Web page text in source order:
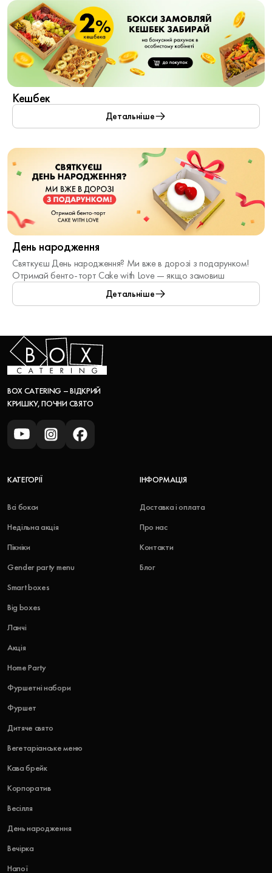
Кешбек
Детальніше
День народження
Святкуєш День народження? Ми вже в дорозі з подарунком!
Отримай бенто-торт Cake with Love — якщо замовиш
заздалегідь.
Отримайте його при покупці від 4-х смарт боксів і пред’явленні
знижки -10% на самовивіз.
** Пропозиція дійсна за тиждень до і після свята. До одного
замовлення йде один акційний бокс.
*** Іменинник може скористатись акцією лише один раз.
Детальніше
BOX CATERING – ВІДКРИЙ
КРИШКУ, ПОЧНИ СВЯТО
КАТЕГОРІЇ
Всі бокси
Недільна акція
Пікніки
Gender party menu
Smart boxes
Big boxes
Ланчі
Акція
Home Party
Фуршетні набори
Фуршет
Дитяче свято
Вегетаріанське меню
Кава брейк
Корпоратив
Весілля
День народження
Вечірка
Напої
ІНФОРМАЦІЯ
Доставка і оплата
Про нас
Контакти
Блог